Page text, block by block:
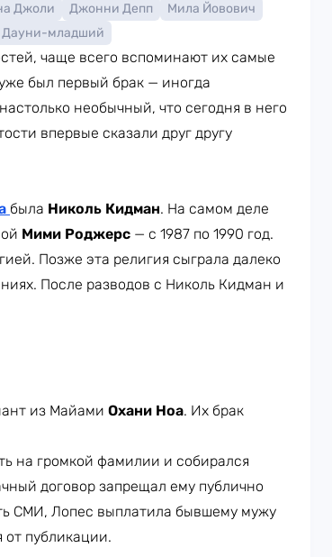
Джоли Джонни Депп
Мила Йовович
Дауни-младший
чаще всего вспоминают их самые
был первый брак — иногда
необычный, что сегодня в него
впервые сказали друг другу
была Николь Кидман. На самом деле
Мими Роджерс — с 1987 по 1990 год.
Позже эта религия сыграла далеко
После разводов с Николь Кидман и
из Майами Охани Ноа. Их брак
на громкой фамилии и собирался
договор запрещал ему публично
СМИ, Лопес выплатила бывшему мужу
от публикации.